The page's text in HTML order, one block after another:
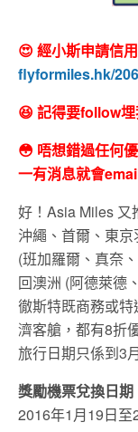
😍 經小斯申請信
flyformiles.hk/
😆 記得要follow
😳 唔想錯過任何
一有消息就會
好！Asia Miles 又
沖繩、首爾、東
(班加羅爾、真奈
回澳洲 (阿德萊德
徹斯特既商務或
濟客艙，都有8折
旅行日期只係到3
獎勵機票兌換日期
2016年1月19日至